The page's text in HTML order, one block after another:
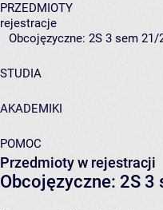
PRZEDMIOTY
rejestracje
Obcojęzyczne: 2S 3 sem 21/
STUDIA
AKADEMIKI
POMOC
Przedmioty w rejestracji
Obcojęzyczne: 2S